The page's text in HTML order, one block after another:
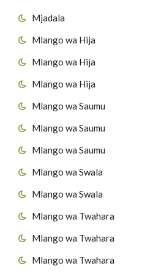
Mjadala
Mlango wa Hija
Mlango wa Hija
Mlango wa Hija
Mlango wa Saumu
Mlango wa Saumu
Mlango wa Saumu
Mlango wa Swala
Mlango wa Swala
Mlango wa Twahara
Mlango wa Twahara
Mlango wa Twahara